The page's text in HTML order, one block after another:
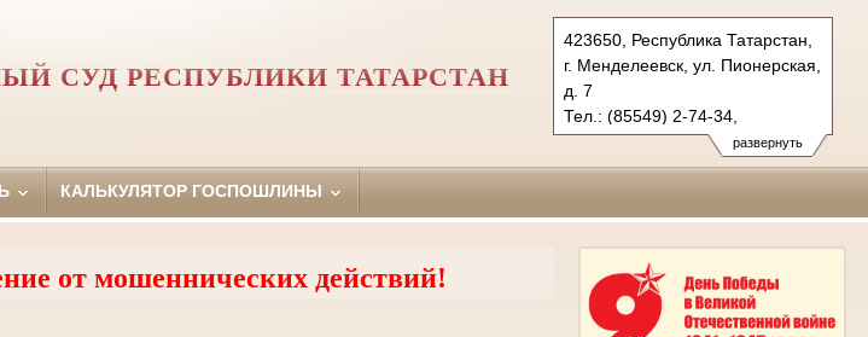
развернуть
423650, Республика Татарстан,
г. Менделеевск, ул. Пионерская,
д. 7
Тел.: (85549) 2-74-34,
(85549) 2-53-44 (ф.)
mendeleevsky.tat@sudrf.ru
СУД РЕСПУБЛИКИ ТАТАРСТАН
КАЛЬКУЛЯТОР ГОСПОШЛИНЫ
от мошеннических действий!